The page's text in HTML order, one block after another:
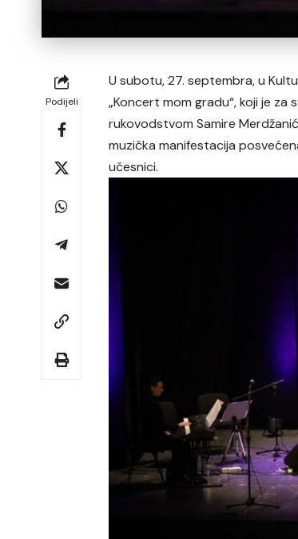
Podijeli
U subotu, 27. septembra, u
„Koncert mom gradu“, koji je
rukovodstvom Samire
muzička manifestacija
učesnici.